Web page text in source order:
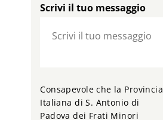
Scrivi il tuo messaggio
Consapevole che la Provincia
Italiana di S. Antonio di
Padova dei Frati Minori